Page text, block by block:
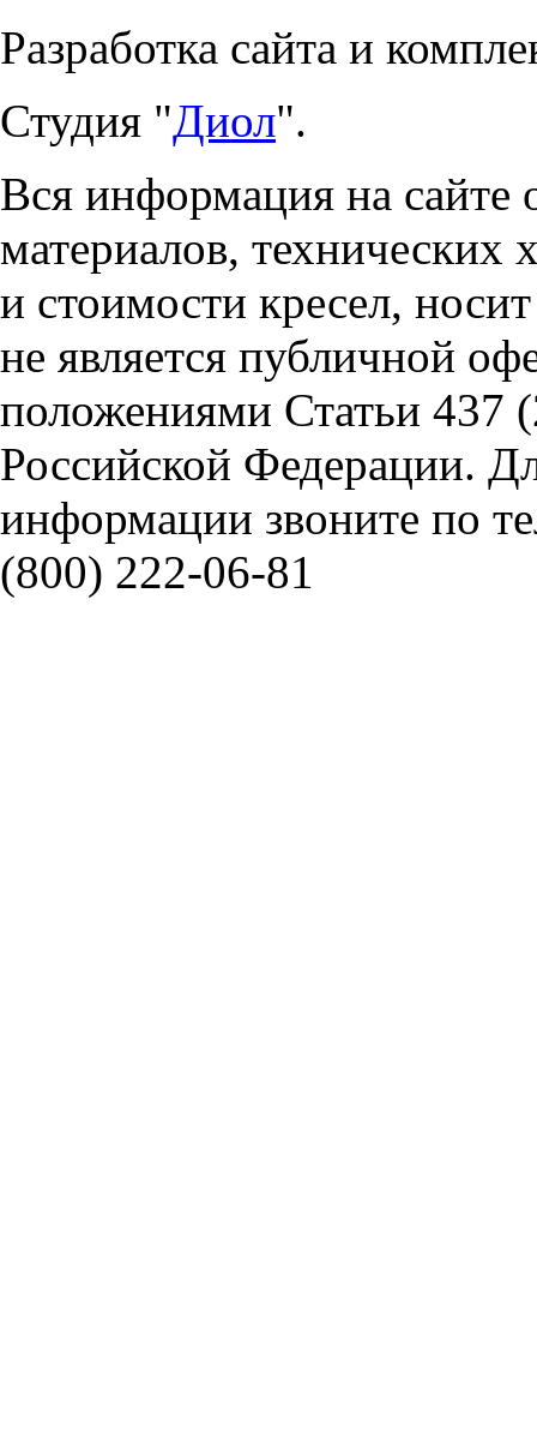
Разработка сайта и
Студия "Диол".
Вся информация на сайте
материалов, технических
и стоимости кресел,
не является публичной
положениями Статьи 437
Российской Федерации.
информации звоните по
(800) 222-06-81